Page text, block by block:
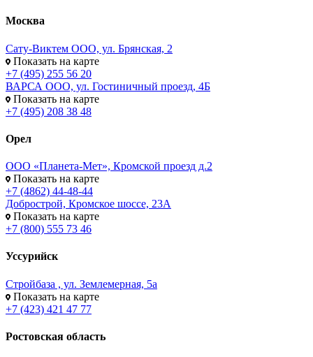
Москва
Сату-Виктем ООО, ул. Брянская, 2
Показать на карте
+7 (495) 255 56 20
ВАРСА ООО, ул. Гостиничный проезд, 4Б
Показать на карте
+7 (495) 208 38 48
Орел
ООО «Планета-Мет», Кромской проезд д.2
Показать на карте
+7 (4862) 44-48-44
Добрострой, Кромское шоссе, 23А
Показать на карте
+7 (800) 555 73 46
Уссурийск
Стройбаза , ул. Землемерная, 5а
Показать на карте
+7 (423) 421 47 77
Ростовская область